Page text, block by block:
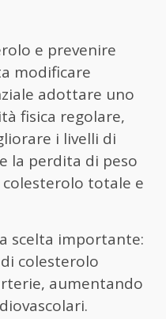
e prevenire
modificare
adottare uno
fisica regolare,
i livelli di
la perdita di peso
totale e
scelta importante:
colesterolo
aumentando